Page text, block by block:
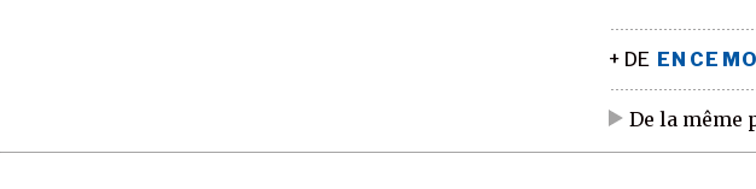
+ DE EN CE
De la même